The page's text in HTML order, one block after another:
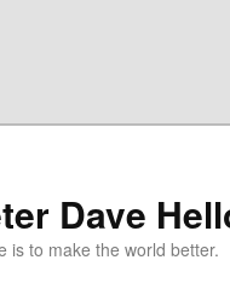
Dave
is to make the world better.